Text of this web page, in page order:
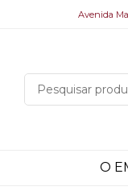
Avenida
O